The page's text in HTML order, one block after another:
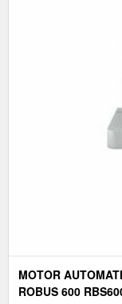
MOTOR
ROBUS 600